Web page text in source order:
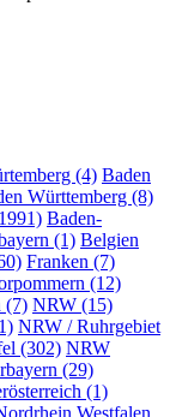
(4) Baden
Württemberg (8)
Baden-
(1) Belgien
Franken (7)
(12)
(7) NRW (15)
NRW / Ruhrgebiet
(302) NRW
(29)
(1)
Westfalen